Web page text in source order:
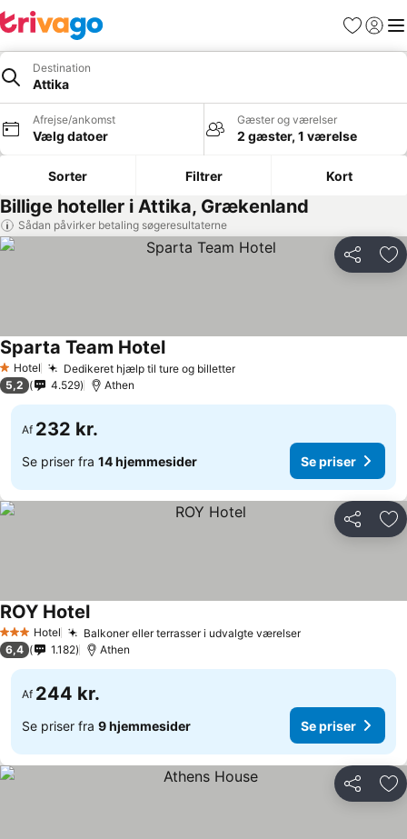
Favoritter
Log ind
Destination
Attika
Afrejse/ankomst
Vælg datoer
Gæster og værelser
2 gæster, 1 værelse
Sorter Filtrer Kort
Billige hoteller i Attika, Grækenland
Sådan påvirker betaling søgeresultaterne
Del
1 Stjerner
Hotel Dedikeret hjælp til ture og billetter
Sparta Team Hotel
5,2 4.529 Athen
Af 232 kr.
Se priser fra 14 hjemmesider Se priser
Del
3 StjernerHotel Balkoner eller terrasser i udvalgte værelser
ROY Hotel
6,4 1.182 Athen
Af 244 kr.
Se priser fra 9 hjemmesider Se priser
Del